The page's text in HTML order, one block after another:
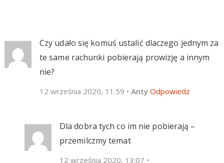
Czy udało się komuś ustalić dlaczego jednym za
te same rachunki pobierają prowizję a innym
nie?
12 września 2020, 11:59 • Anty Odpowiedz
Dla dobra tych co im nie pobierają –
przemilczmy temat
12 września 2020, 13:07 •